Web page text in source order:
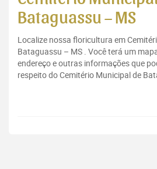
Bataguassu – MS
Localize nossa floricultura em
Bataguassu – MS . Você terá um
endereço e outras informações que
respeito do Cemitério Municipal de